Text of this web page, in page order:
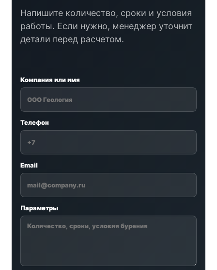
Напишите количество, сроки и условия
работы. Если нужно, менеджер уточнит
детали перед расчетом.
Компания или имя
Телефон
Email
Параметры